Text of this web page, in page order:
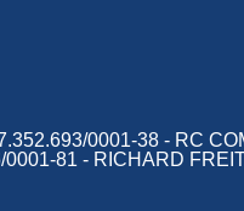
0001-38 - RC
81 - RICHARD